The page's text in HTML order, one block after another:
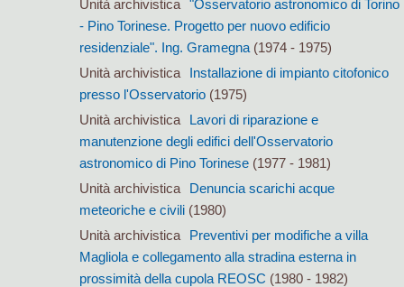
Unità archivistica
"Osservatorio astronomico di Torino
- Pino Torinese. Progetto per nuovo edificio
residenziale". Ing. Gramegna(1974 - 1975)
Unità archivistica
Installazione di impianto citofonico
presso l'Osservatorio(1975)
Unità archivistica
Lavori di riparazione e
manutenzione degli edifici dell'Osservatorio
astronomico di Pino Torinese(1977 - 1981)
Unità archivistica
Denuncia scarichi acque
meteoriche e civili(1980)
Unità archivistica
Preventivi per modifiche a villa
Magliola e collegamento alla stradina esterna in
prossimità della cupola REOSC (1980 - 1982)